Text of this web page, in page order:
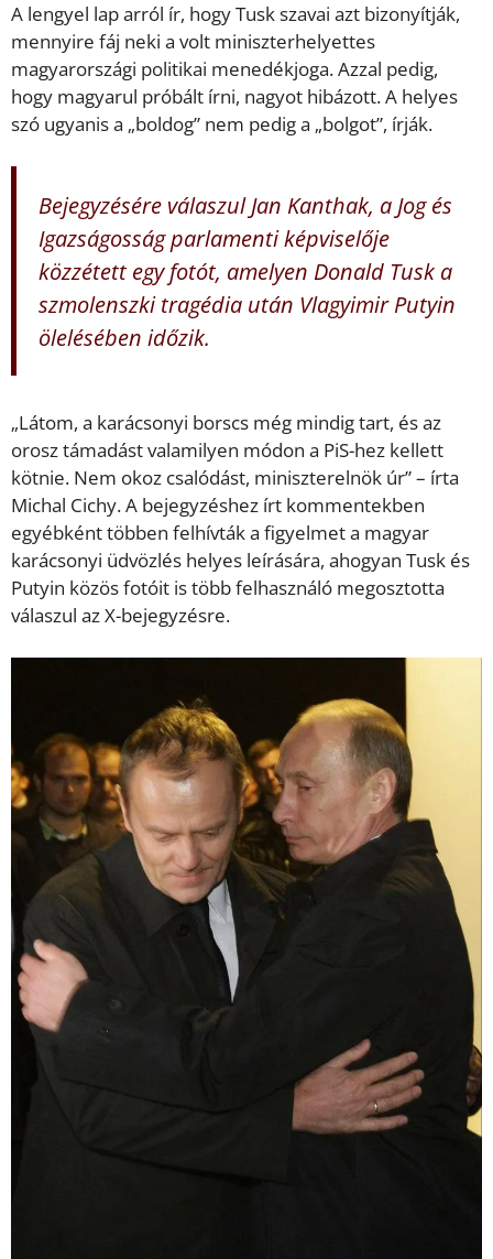
A lengyel lap arról ír, hogy Tusk szavai azt bizonyítják,
mennyire fáj neki a volt miniszterhelyettes
magyarországi politikai menedékjoga. Azzal pedig,
hogy magyarul próbált írni, nagyot hibázott. A helyes
szó ugyanis a „boldog” nem pedig a „bolgot”, írják.
Bejegyzésére válaszul Jan Kanthak, a Jog és
Igazságosság parlamenti képviselője
közzétett egy fotót, amelyen Donald Tusk a
szmolenszki tragédia után Vlagyimir Putyin
ölelésében időzik.
„Látom, a karácsonyi borscs még mindig tart, és az
orosz támadást valamilyen módon a PiS-hez kellett
kötnie. Nem okoz csalódást, miniszterelnök úr” – írta
Michal Cichy. A bejegyzéshez írt kommentekben
egyébként többen felhívták a figyelmet a magyar
karácsonyi üdvözlés helyes leírására, ahogyan Tusk és
Putyin közös fotóit is több felhasználó megosztotta
válaszul az X-bejegyzésre.